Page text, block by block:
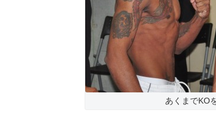
あくまでKO